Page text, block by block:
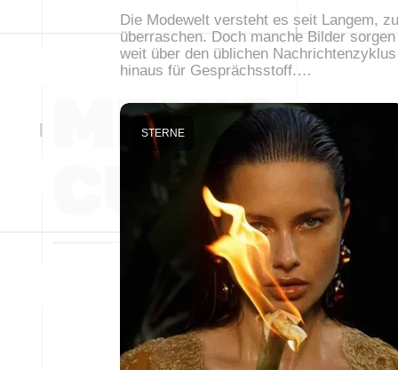
Die Modewelt versteht es seit Langem, zu
überraschen. Doch manche Bilder sorgen
weit über den üblichen Nachrichtenzyklus
hinaus für Gesprächsstoff.…
STERNE